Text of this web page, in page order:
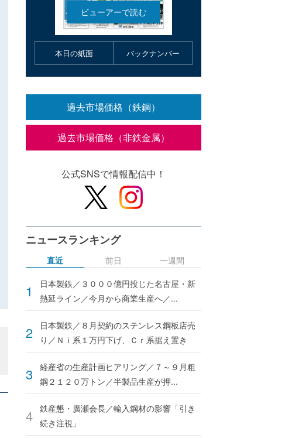
本日の紙面 バックナンバー
過去市場価格（鉄鋼）
過去市場価格（非鉄金属）
公式SNSで情報配信中！
ニュースランキング
直近
日本製鉄／３０００億円投じた名古屋・新
熱延ライン／今月から商業生産へ／...
日本製鉄／８月契約のステンレス鋼板店売
り／Ｎｉ系１万円下げ、Ｃｒ系据え置き
経産省の生産計画ヒアリング／７～９月粗
鋼２１２０万トン／半製品生産が押...
鉄産懇・廣瀬会長／輸入鋼材の影響「引き
続き注視」
前日 一週間